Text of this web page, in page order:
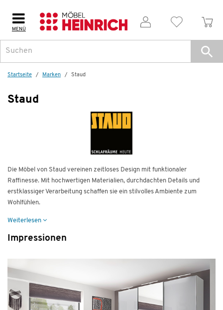
MENÜ
Startseite Marken Staud
Staud
Die Möbel von Staud vereinen zeitloses Design mit funktionaler
Raffinesse. Mit hochwertigen Materialien, durchdachten Details und
erstklassiger Verarbeitung schaffen sie ein stilvolles Ambiente zum
Wohlfühlen.
Weiterlesen
Impressionen